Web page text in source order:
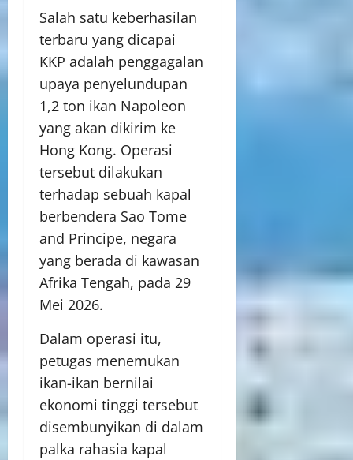
Salah satu keberhasilan
terbaru yang dicapai
KKP adalah penggagalan
upaya penyelundupan
1,2 ton ikan Napoleon
yang akan dikirim ke
Hong Kong. Operasi
tersebut dilakukan
terhadap sebuah kapal
berbendera Sao Tome
and Principe, negara
yang berada di kawasan
Afrika Tengah, pada 29
Mei 2026.
Dalam operasi itu,
petugas menemukan
ikan-ikan bernilai
ekonomi tinggi tersebut
disembunyikan di dalam
palka rahasia kapal